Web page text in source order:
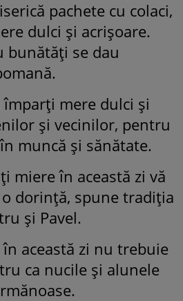
pachete cu colaci,
dulci și acrișoare.
bunătăți se dau
împarți mere dulci și
și vecinilor, pentru
muncă și sănătate.
miere în această zi vă
dorință, spune tradiția
și Pavel.
în această zi nu trebuie
ca nucile și alunele